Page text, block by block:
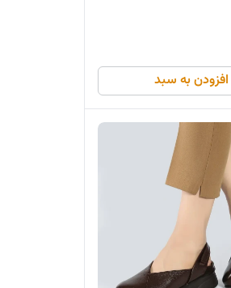
افزودن به سبد